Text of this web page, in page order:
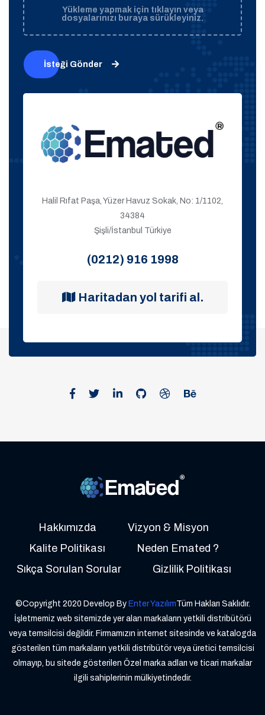
Yükleme yapmak için tıklayın veya
dosyalarınızı buraya sürükleyiniz.
İsteği Gönder
Halil Rıfat Paşa, Yüzer Havuz Sokak, No: 1/1102,
34384
Şişli/İstanbul Türkiye
(0212) 916 1998
Haritadan yol tarifi al.
Hakkımızda
Vizyon & Misyon
Kalite Politikası
Neden Emated ?
Sıkça Sorulan Sorular
Gizlilik Politikası
©Copyright 2020 Develop By Enter YazılımTüm Hakları Saklıdır.
İşletmemiz web sitemizde yer alan markaların yetkili distribütörü
veya temsilcisi değildir. Firmamızın internet sitesinde ve katalogda
gösterilen tüm markaların yetkili distribütör veya üretici temsilcisi
olmayıp, bu sitede gösterilen Özel marka adları ve ticari markalar
ilgili sahiplerinin mülkiyetindedir.